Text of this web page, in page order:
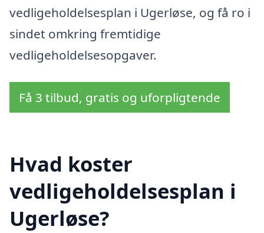
vedligeholdelsesplan i Ugerløse, og få ro i
sindet omkring fremtidige
vedligeholdelsesopgaver.
Få 3 tilbud, gratis og uforpligtende
Hvad koster
vedligeholdelsesplan i
Ugerløse?